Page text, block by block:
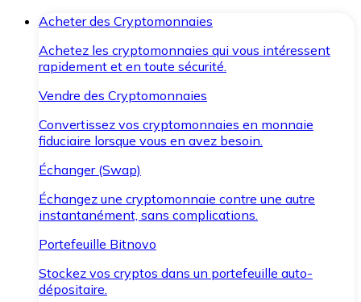
Acheter des Cryptomonnaies
Achetez les cryptomonnaies qui vous intéressent
rapidement et en toute sécurité.
Vendre des Cryptomonnaies
Convertissez vos cryptomonnaies en monnaie
fiduciaire lorsque vous en avez besoin.
Échanger (Swap)
Échangez une cryptomonnaie contre une autre
instantanément, sans complications.
Portefeuille Bitnovo
Stockez vos cryptos dans un portefeuille auto-
dépositaire.